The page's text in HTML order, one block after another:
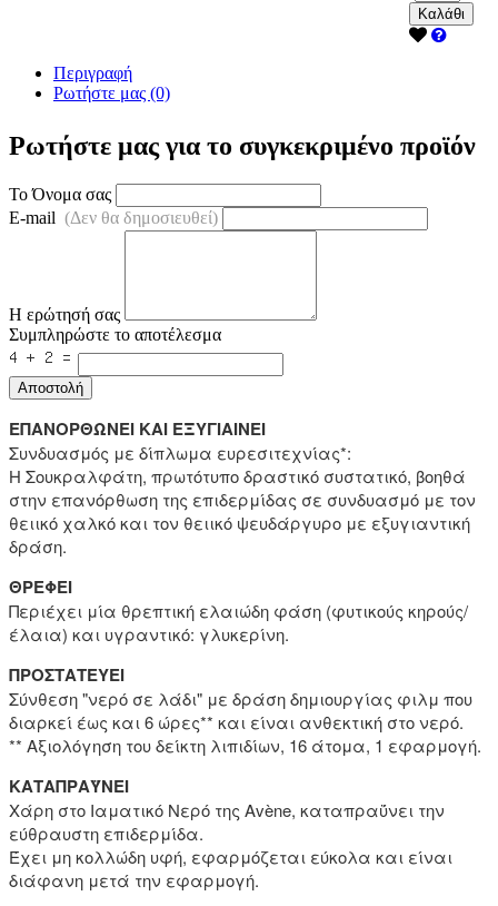
Καλάθι
Περιγραφή
Ρωτήστε μας (0)
Ρωτήστε μας για το συγκεκριμένο προϊόν
Το Όνομα σας
E-mail (Δεν θα δημοσιευθεί)
Η ερώτησή σας
Συμπληρώστε το αποτέλεσμα
Αποστολή
ΕΠΑΝΟΡΘΩΝΕΙ ΚΑΙ ΕΞΥΓΙΑΙΝΕΙ
Συνδυασμός με δίπλωμα ευρεσιτεχνίας*:
Η Σουκραλφάτη, πρωτότυπο δραστικό συστατικό, βοηθά
στην επανόρθωση της επιδερμίδας σε συνδυασμό με τον
θειικό χαλκό και τον θειικό ψευδάργυρο με εξυγιαντική
δράση.
ΘΡΕΦΕΙ
Περιέχει μία θρεπτική ελαιώδη φάση (φυτικούς κηρούς/
έλαια) και υγραντικό: γλυκερίνη.
ΠΡΟΣΤΑΤΕΥΕΙ
Σύνθεση "νερό σε λάδι" με δράση δημιουργίας φιλμ που
διαρκεί έως και 6 ώρες** και είναι ανθεκτική στο νερό.
** Αξιολόγηση του δείκτη λιπιδίων, 16 άτομα, 1 εφαρμογή.
ΚΑΤΑΠΡΑΫΝΕΙ
Χάρη στο Ιαματικό Νερό της Avène, καταπραΰνει την
εύθραυστη επιδερμίδα.
Έχει μη κολλώδη υφή, εφαρμόζεται εύκολα και είναι
διάφανη μετά την εφαρμογή.